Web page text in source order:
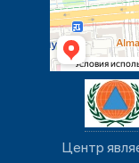
Центр